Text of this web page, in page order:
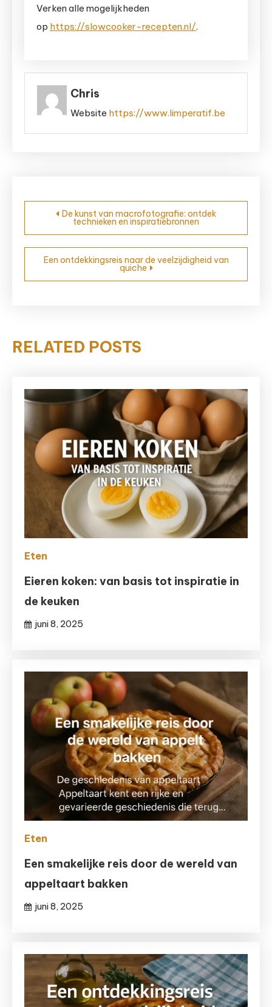
Verken alle mogelijkheden
op https://slowcooker-recepten.nl/.
Chris
Website https://www.limperatif.be
Bericht
navigatie
De kunst van macrofotografie: ontdek
technieken en inspiratiebronnen
Een ontdekkingsreis naar de veelzijdigheid van
quiche
RELATED POSTS
Eten
Eieren koken: van basis tot inspiratie in
de keuken
juni 8, 2025
Eten
Een smakelijke reis door de wereld van
appeltaart bakken
juni 8, 2025